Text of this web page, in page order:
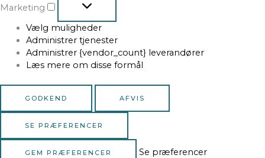
Marketing
Vælg muligheder
Administrer tjenester
Administrer {vendor_count} leverandører
Læs mere om disse formål
GODKEND AFVIS
SE PRÆFERENCER
GEM PRÆFERENCER
Se præferencer